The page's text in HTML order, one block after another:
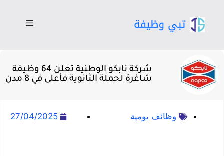
شركة نابكو الوطنية تعلن 64 وظيفة
شاغرة لحملة الثانوية فأعلى في 8 مدن
وظائف يومية 27/04/2025